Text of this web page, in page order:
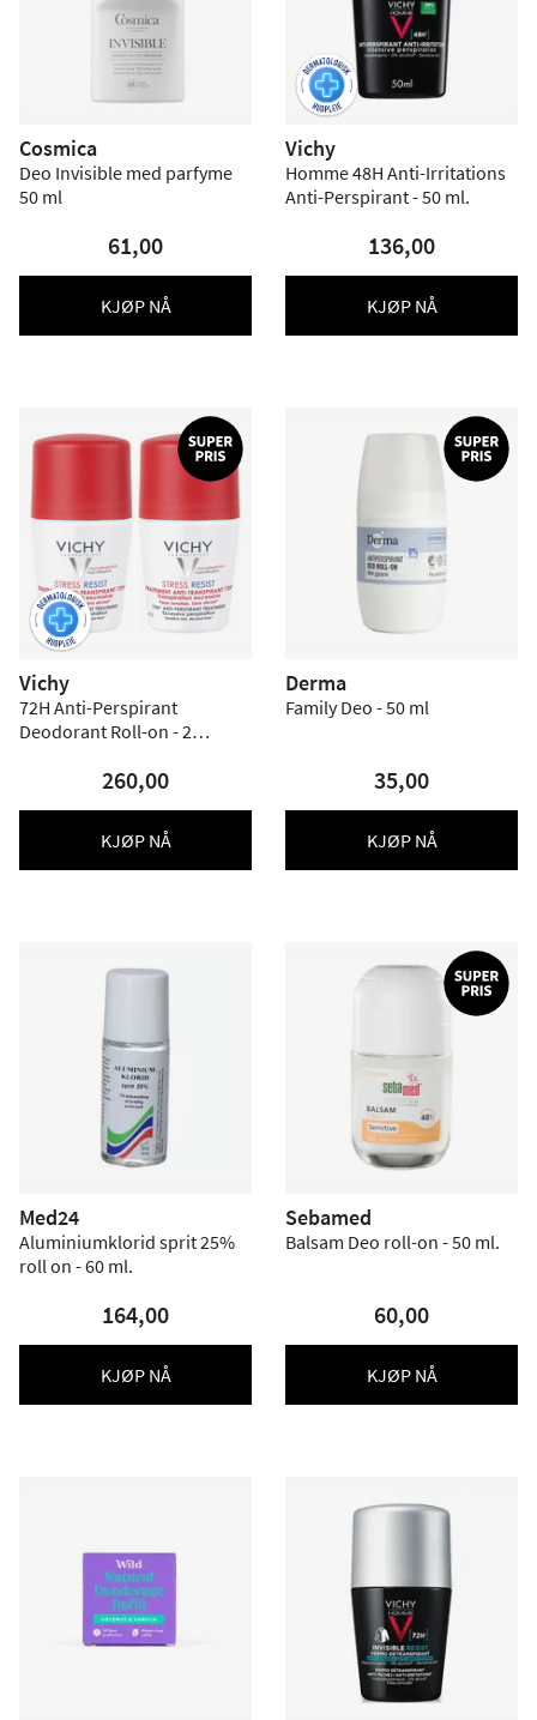
Cosmica
Deo Invisible med parfyme
50 ml
61,00
KJØP NÅ
Vichy
Homme 48H Anti-Irritations
Anti-Perspirant - 50 ml.
136,00
KJØP NÅ
Vichy
72H Anti-Perspirant
Deodorant Roll-on - 2
260,00
KJØP NÅ
Derma
Family Deo - 50 ml
35,00
KJØP NÅ
Med24
Aluminiumklorid sprit 25%
roll on - 60 ml.
164,00
KJØP NÅ
Sebamed
Balsam Deo roll-on - 50 ml.
60,00
KJØP NÅ